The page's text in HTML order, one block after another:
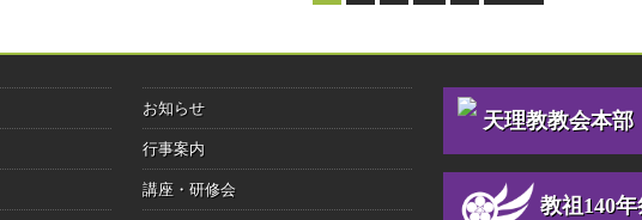
お知らせ
行事案内
講座・研修会
天理教教会本部
教祖140年